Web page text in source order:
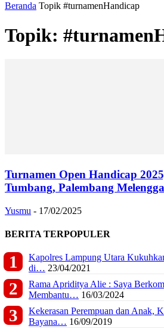
Beranda Topik #turnamenHandicap
Topik:
Turnamen Open Handicap
Tumbang, Palembang
Yusmu - 17/02/2025
BERITA TERPOPULER
Kapolres Lampung Utara
di… 23/04/2021
Rama Apriditya Alie : Saya
Membantu… 16/03/2024
Kekerasan Perempuan dan Anak,
Bayana… 16/09/2019